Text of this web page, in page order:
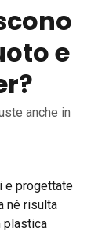
e
anche in
e progettate
né risulta
plastica